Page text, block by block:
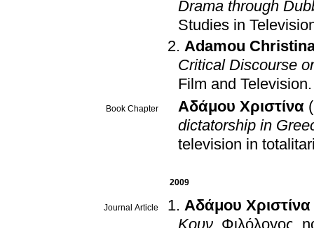
Drama through
Studies in
Adamou
Critical Discourse
Film and Television.
Book Chapter Αδάμου Χριστίνα
dictatorship in
television in
2009
Journal Article
Αδάμου Χριστίνα